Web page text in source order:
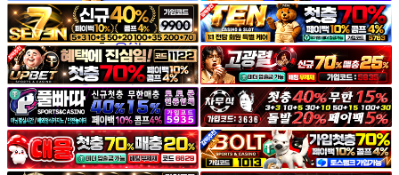
공지&이벤트
공지
1:1문의
광고문의